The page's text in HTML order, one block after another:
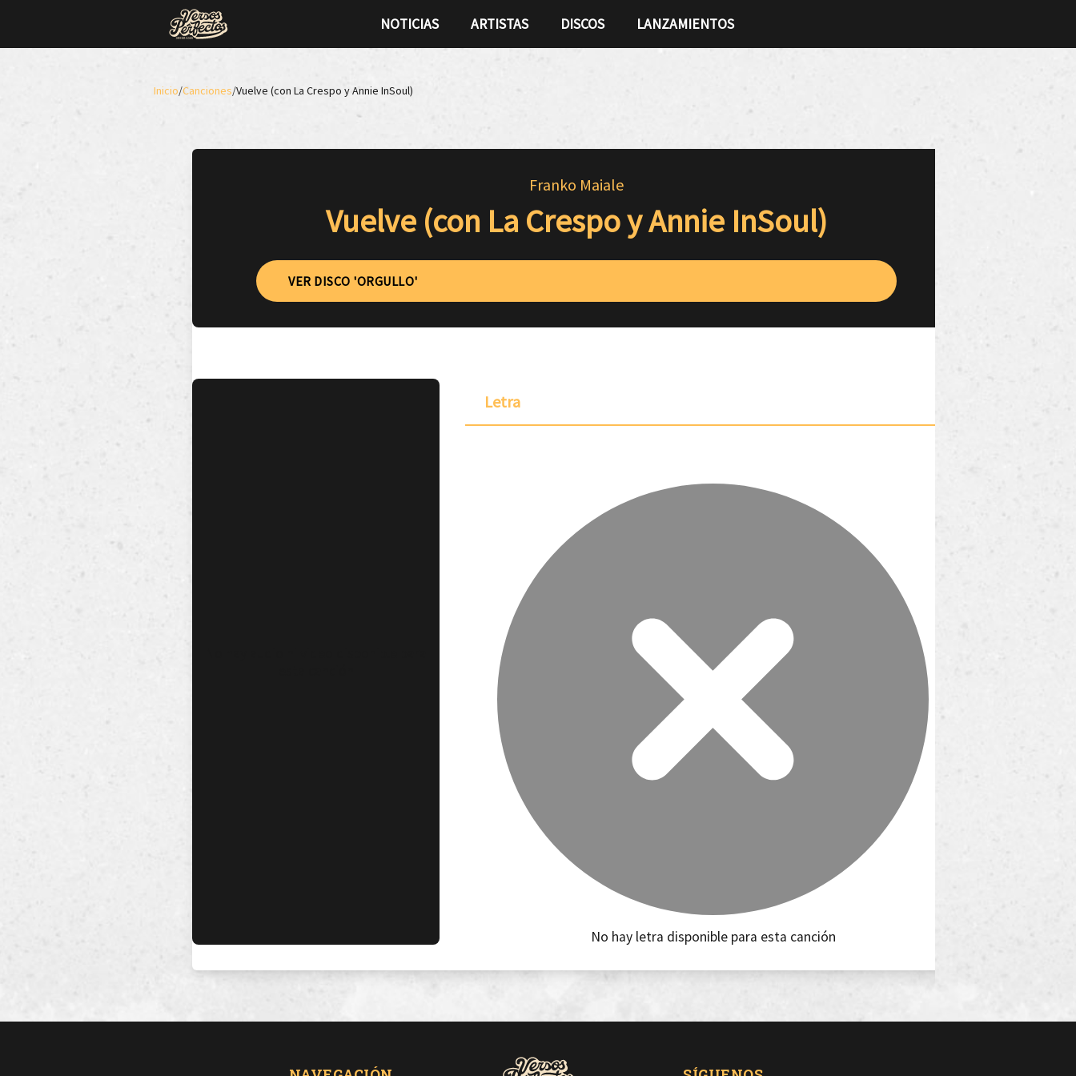
NOTICIAS ARTISTAS DISCOS LANZAMIENTOS
Inicio/Canciones/Vuelve (con La Crespo y Annie InSoul)
Franko Maiale
Vuelve (con La Crespo y Annie InSoul)
VER DISCO 'ORGULLO'
Letra
No hay letra disponible para esta canción